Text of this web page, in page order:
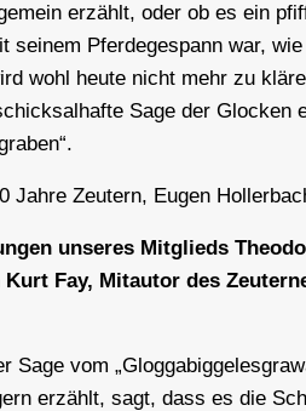
erzählt, oder ob es ein
seinem Pferdegespann war,
wohl heute nicht mehr zu
Sage der Glocken
Jahre Zeutern, Eugen
unseres Mitglieds
Fay, Mitautor des
Sage vom
erzählt, sagt, dass es die